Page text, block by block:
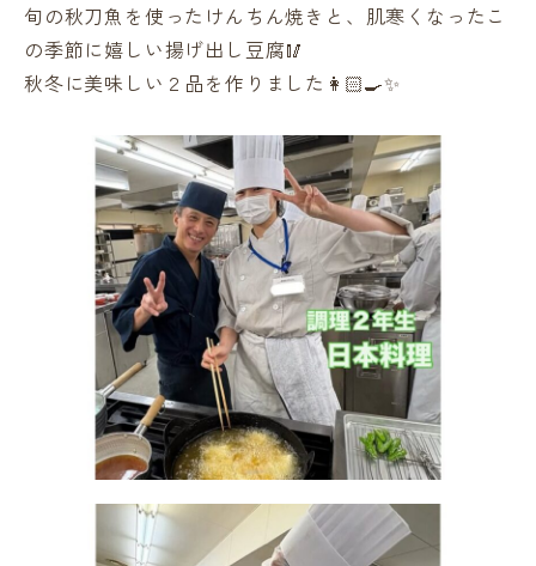
旬の秋刀魚を使ったけんちん焼きと、肌寒くなったこ
の季節に嬉しい揚げ出し豆腐🥢
秋冬に美味しい２品を作りました👩🏻‍🍳✨